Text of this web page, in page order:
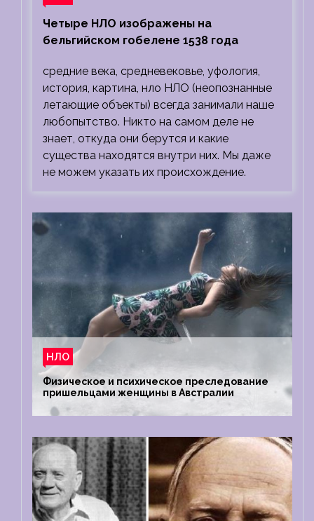
Четыре НЛО изображены на
бельгийском гобелене 1538 года
средние века, средневековье, уфология,
история, картина, нло НЛО (неопознанные
летающие объекты) всегда занимали наше
любопытство. Никто на самом деле не
знает, откуда они берутся и какие
существа находятся внутри них. Мы даже
не можем указать их происхождение.
НЛО
Физическое и психическое преследование
пришельцами женщины в Австралии